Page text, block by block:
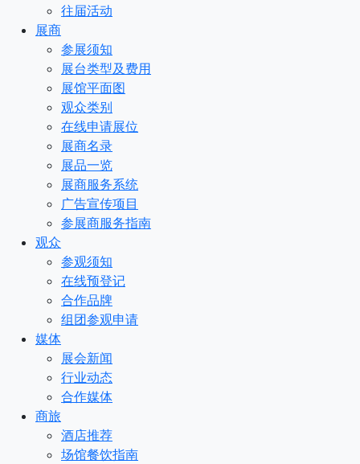
往届活动
展商
参展须知
展台类型及费用
展馆平面图
观众类别
在线申请展位
展商名录
展品一览
展商服务系统
广告宣传项目
参展商服务指南
观众
参观须知
在线预登记
合作品牌
组团参观申请
媒体
展会新闻
行业动态
合作媒体
商旅
酒店推荐
场馆餐饮指南